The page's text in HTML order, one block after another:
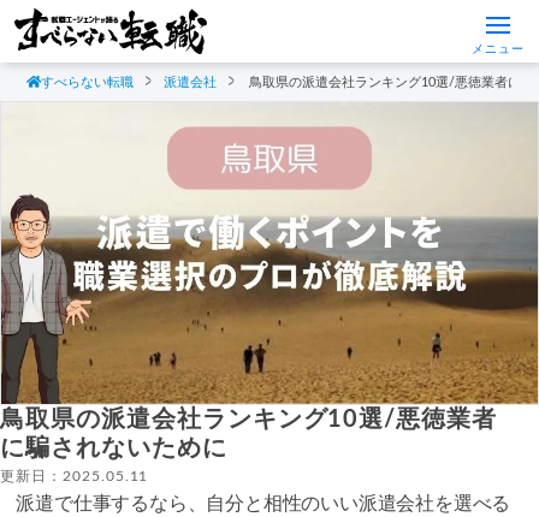
メニュー
すべらない転職 派遣会社 鳥取県の派遣会社ランキング10選/悪徳業者に騙
鳥取県の派遣会社ランキング10選/悪徳業者
に騙されないために
更新日：2025.05.11
派遣で仕事するなら、自分と相性のいい派遣会社を選べる